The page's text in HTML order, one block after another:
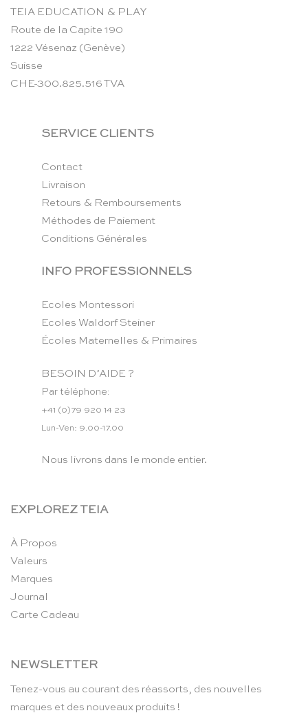
TEIA EDUCATION & PLAY
Route de la Capite 190
1222 Vésenaz (Genève)
Suisse
CHE-300.825.516 TVA
SERVICE CLIENTS
Contact
Livraison
Retours & Remboursements
Méthodes de Paiement
Conditions Générales
INFO PROFESSIONNELS
Ecoles Montessori
Ecoles Waldorf Steiner
Écoles Maternelles & Primaires
BESOIN D’AIDE ?
Par téléphone:
+41 (0)79 920 14 23
Lun-Ven: 9.00-17.00
Nous livrons dans le monde entier.
EXPLOREZ TEIA
À Propos
Valeurs
Marques
Journal
Carte Cadeau
NEWSLETTER
Tenez-vous au courant des réassorts, des nouvelles
marques et des nouveaux produits !